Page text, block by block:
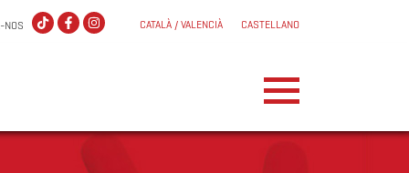
CATALÀ / VALENCIÀ CASTELLANO
NOS